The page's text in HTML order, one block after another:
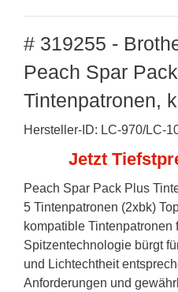
# 319255 -
Peach Spar
Tintenpatronen,
Hersteller-ID: LC-970/LC-
Jetzt
Peach Spar Pack Plus
5 Tintenpatronen (2xbk)
kompatible Tintenpatronen
Spitzentechnologie bürgt
und Lichtechtheit
Anforderungen und